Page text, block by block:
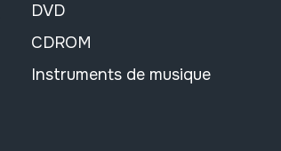
DVD
CDROM
Instruments de musique